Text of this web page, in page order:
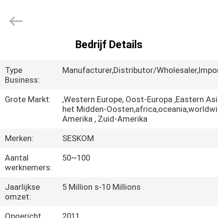
PRODUCTEN
ONGEVEER
FABRIEKSREIS
2024
vibrasextoy.com.
All
Reserved.
Bedrijf Details
Type
Business:
Manufacturer,Distributor/
Grote Markt:
,Western Europe, Oost-Europa ,Eastern
het Midden-
Amerika , Zuid-Amerika
Merken:
SESKOM
Aantal
werknemers:
50~100
Jaarlijkse
omzet:
5 Million s-10 Millions
Opgericht
2011